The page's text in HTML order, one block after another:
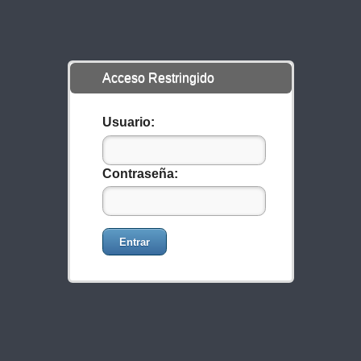
Acceso Restringido
Usuario:
Contraseña:
Entrar